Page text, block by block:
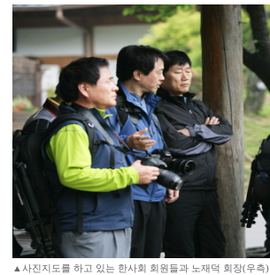
▲사진지도를 하고 있는 한사회 회원들과 노재덕 회장(우측)